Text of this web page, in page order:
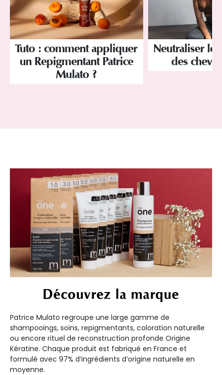
Tuto : comment appliquer
un Repigmentant Patrice
Mulato ?
Neutraliser
des
Découvrez la marque
Patrice Mulato regroupe une large gamme de
shampooings, soins, repigmentants, coloration naturelle
ou encore rituel de reconstruction profonde Origine
Kératine. Chaque produit est fabriqué en France et
formulé avec 97% d’ingrédients d’origine naturelle en
moyenne.